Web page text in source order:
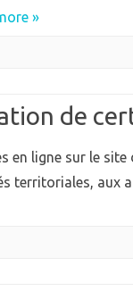
»
de
en ligne sur le
territoriales, aux